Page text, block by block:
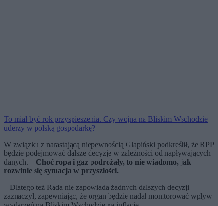
To miał być rok przyspieszenia. Czy wojna na Bliskim Wschodzie
uderzy w polską gospodarkę?
W związku z narastającą niepewnością Glapiński podkreślił, że RPP
będzie podejmować dalsze decyzje w zależności od napływających
danych. – Choć ropa i gaz podrożały, to nie wiadomo, jak
rozwinie się sytuacja w przyszłości.
– Dlatego też Rada nie zapowiada żadnych dalszych decyzji –
zaznaczył, zapewniając, że organ będzie nadal monitorować wpływ